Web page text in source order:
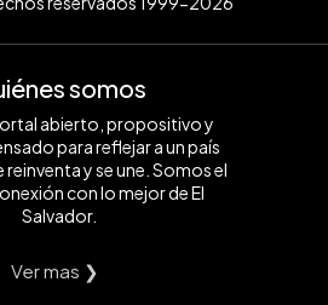
somos
abierto, propositivo y
para reflejar a un país
reinventa y se une. Somos el
con lo mejor de El
Salvador.
Ver mas ❯